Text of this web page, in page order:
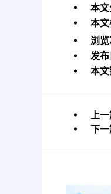
本文
本文
浏览
发布
本文
上
下